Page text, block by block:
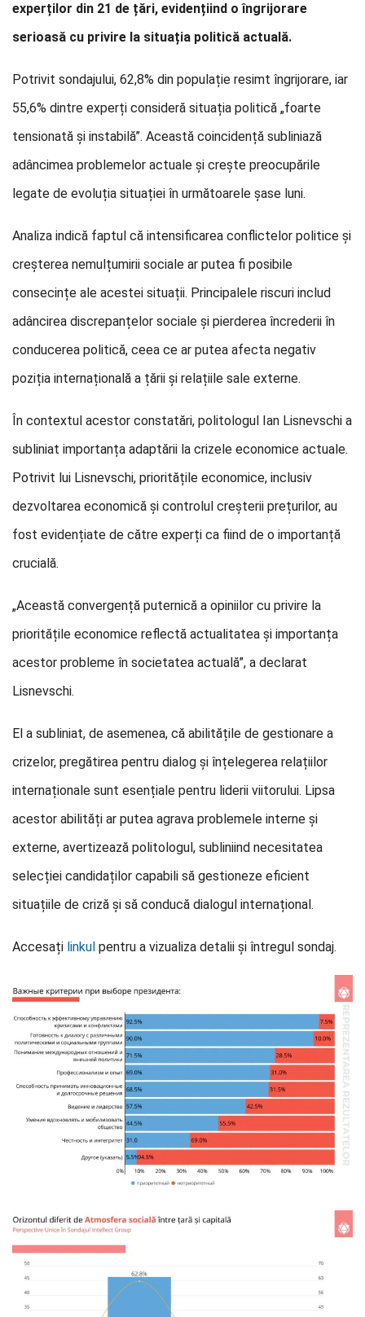
experților din 21 de țări, evidențiind o îngrijorare
serioasă cu privire la situația politică actuală.
Potrivit sondajului, 62,8% din populație resimt îngrijorare, iar
55,6% dintre experți consideră situația politică „foarte
tensionată și instabilă”. Această coincidență subliniază
adâncimea problemelor actuale și crește preocupările
legate de evoluția situației în următoarele șase luni.
Analiza indică faptul că intensificarea conflictelor politice și
creșterea nemulțumirii sociale ar putea fi posibile
consecințe ale acestei situații. Principalele riscuri includ
adâncirea discrepanțelor sociale și pierderea încrederii în
conducerea politică, ceea ce ar putea afecta negativ
poziția internațională a țării și relațiile sale externe.
În contextul acestor constatări, politologul Ian Lisnevschi a
subliniat importanța adaptării la crizele economice actuale.
Potrivit lui Lisnevschi, prioritățile economice, inclusiv
dezvoltarea economică și controlul creșterii prețurilor, au
fost evidențiate de către experți ca fiind de o importanță
crucială.
„Această convergență puternică a opiniilor cu privire la
prioritățile economice reflectă actualitatea și importanța
acestor probleme în societatea actuală”, a declarat
Lisnevschi.
El a subliniat, de asemenea, că abilitățile de gestionare a
crizelor, pregătirea pentru dialog și înțelegerea relațiilor
internaționale sunt esențiale pentru liderii viitorului. Lipsa
acestor abilități ar putea agrava problemele interne și
externe, avertizează politologul, subliniind necesitatea
selecției candidaților capabili să gestioneze eficient
situațiile de criză și să conducă dialogul internațional.
Accesați linkul pentru a vizualiza detalii și întregul sondaj.